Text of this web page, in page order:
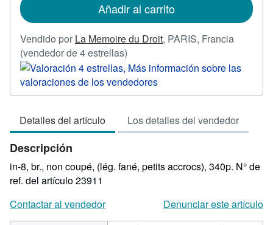
envío
Añadir al carrito
Vendido por La Memoire du Droit, PARIS, Francia
(vendedor de 4 estrellas)
del
vendedor:
4
5
estrellas
Detalles del artículo Los detalles del vendedor
Descripción
in-8, br., non coupé, (lég. fané, petits accrocs), 340p. N° de
ref. del artículo 23911
Contactar al vendedor
Denunciar este artículo